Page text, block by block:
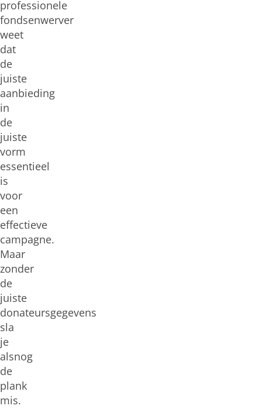
professionele
fondsenwerver
weet
dat
de
juiste
aanbieding
in
de
juiste
vorm
essentieel
is
voor
een
effectieve
campagne.
Maar
zonder
de
juiste
donateursgegevens
sla
je
alsnog
de
plank
mis.